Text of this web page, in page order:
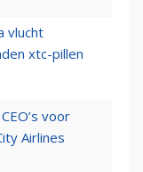
vlucht
xtc-pillen
voor
Airlines